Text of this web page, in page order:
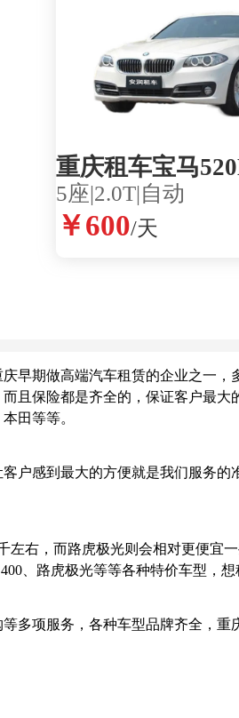
重庆租车宝马
5座|2.0T|自动
￥600/天
期做高端汽车租赁的企业之一，
且保险都是齐全的，保证客户最
田等等。
感到最大的方便就是我们服务的
，而路虎极光则会相对更便宜
、路虎极光等等各种特价车型，想
项服务，各种车型品牌齐全，重